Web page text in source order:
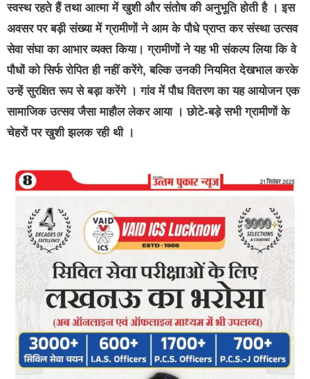
स्वस्थ रहते हैं तथा आत्मा में खुशी और संतोष की अनुभूति होती है । इस
अवसर पर बड़ी संख्या में ग्रामीणों ने आम के पौधे प्राप्त कर संस्था उत्सव
सेवा संघा का आभार व्यक्त किया। ग्रामीणों ने यह भी संकल्प लिया कि वे
पौधों को सिर्फ रोपित ही नहीं करेंगे, बल्कि उनकी नियमित देखभाल करके
उन्हें सुरक्षित रूप से बड़ा करेंगे । गांव में पौध वितरण का यह आयोजन एक
सामाजिक उत्सव जैसा माहौल लेकर आया । छोटे-बड़े सभी ग्रामीणों के
चेहरों पर खुशी झलक रही थी ।